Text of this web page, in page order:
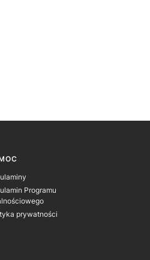
Programu
prywatności